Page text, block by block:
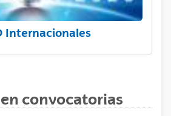
Internacionales
convocatorias